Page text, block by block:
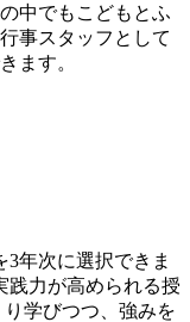
中でもこどもとふ
事スタッフとして
ます。
年次に選択できま
践力が高められる授
学びつつ、強みを